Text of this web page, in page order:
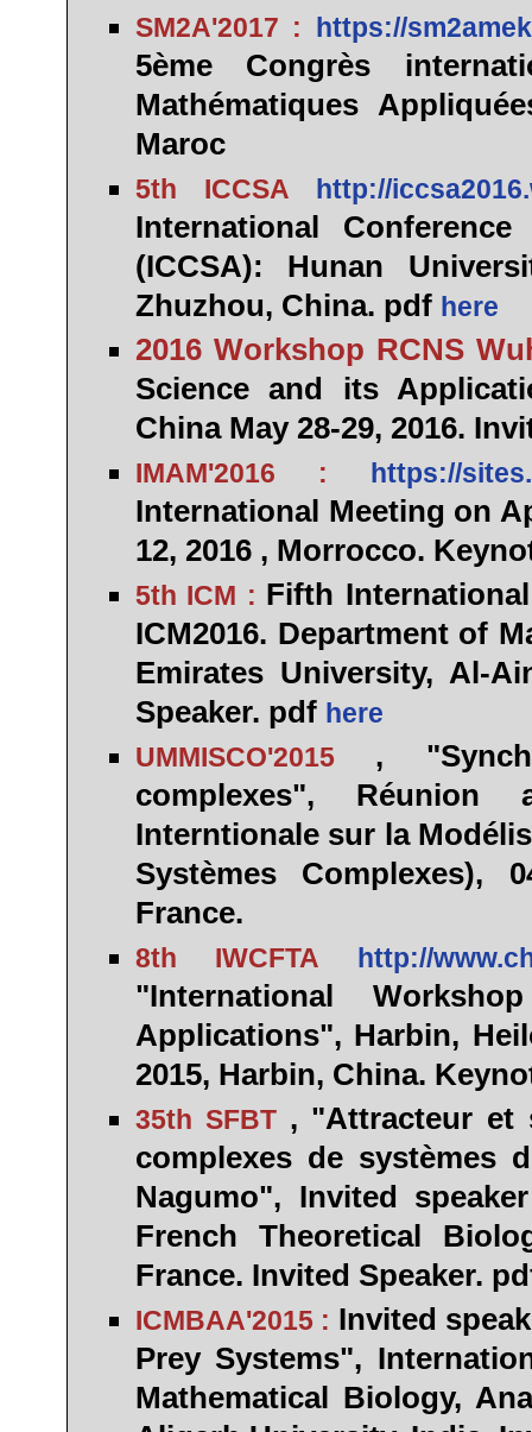
SM2A'2017 : https://
5ème Congrès
Mathématiques
Maroc
5th ICCSA http://
International
(ICCSA): Hunan
Zhuzhou, China. pdf here
2016 Workshop RCNS
Science and its
China May 28-29, 2016.
IMAM'2016 : https://
International Meeting on
12, 2016 , Morrocco.
5th ICM : Fifth
ICM2016. Department of
Emirates University, Al-
Speaker. pdf here
UMMISCO'2015 ,
complexes", Réunion
Interntionale sur la
Systèmes Complexes),
France.
8th IWCFTA http://
"International
Applications", Harbin,
2015, Harbin, China.
35th SFBT , "Attracteur et
complexes de systèmes
Nagumo", Invited
French Theoretical
France. Invited Speaker.
ICMBAA'2015 : Invited
Prey Systems",
Mathematical Biology,